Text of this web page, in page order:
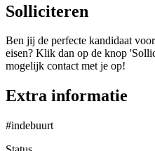
Solliciteren
Ben jij de perfecte kandidaat
eisen? Klik dan op de knop
mogelijk contact met je op!
Extra informatie
#indebuurt